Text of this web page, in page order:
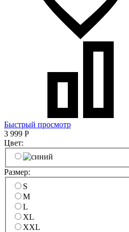
Быстрый просмотр
3 999 Р
Цвет:
Размер:
S
M
L
XL
XXL